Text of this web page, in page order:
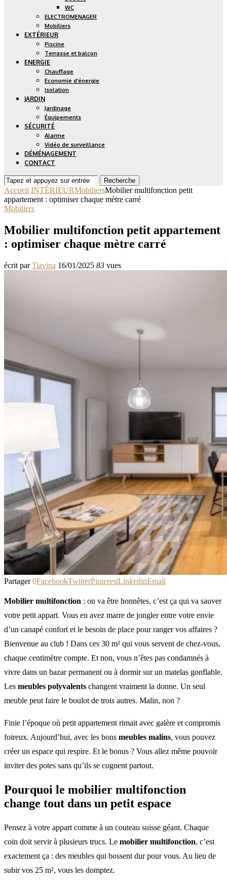
WC
ELECTROMENAGER
Mobiliers
EXTÉRIEUR
Piscine
Terrasse et balcon
ENERGIE
Chauffage
Economie d’énergie
Isolation
JARDIN
Jardinage
Équipements
SÉCURITÉ
Alarme
Vidéo de surveillance
DÉMÉNAGEMENT
CONTACT
Recherche
Accueil INTÉRIEURMobiliersMobilier multifonction petit
appartement : optimiser chaque mètre carré
Mobiliers
Mobilier multifonction petit appartement
: optimiser chaque mètre carré
écrit parTiavina 16/01/2025 83 vues
Partager 0FacebookTwitterPinterestLinkedinEmail
Mobilier multifonction : on va être honnêtes, c’est ça qui va sauver
votre petit appart. Vous en avez marre de jongler entre votre envie
d’un canapé confort et le besoin de place pour ranger vos affaires ?
Bienvenue au club ! Dans ces 30 m² qui vous servent de chez-vous,
chaque centimètre compte. Et non, vous n’êtes pas condamnés à
vivre dans un bazar permanent ou à dormir sur un matelas gonflable.
Les meubles polyvalents changent vraiment la donne. Un seul
meuble peut faire le boulot de trois autres. Malin, non ?
Finie l’époque où petit appartement rimait avec galère et compromis
foireux. Aujourd’hui, avec les bons meubles malins, vous pouvez
créer un espace qui respire. Et le bonus ? Vous allez même pouvoir
inviter des potes sans qu’ils se cognent partout.
Pourquoi le mobilier multifonction
change tout dans un petit espace
Pensez à votre appart comme à un couteau suisse géant. Chaque
coin doit servir à plusieurs trucs. Le mobilier multifonction, c’est
exactement ça : des meubles qui bossent dur pour vous. Au lieu de
subir vos 25 m², vous les domptez.